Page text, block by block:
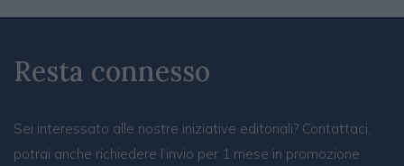
Resta connesso
Sei interessato alle nostre iniziative editoriali? Contattaci,
potrai anche richiedere l’invio per 1 mese in promozione